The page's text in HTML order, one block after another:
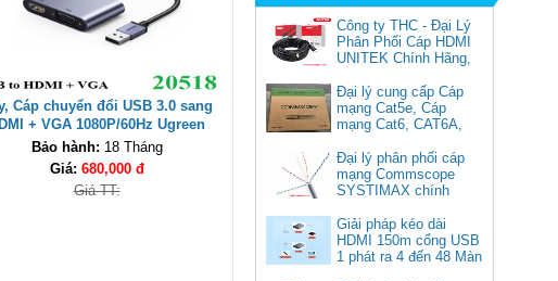
Cáp chuyển đổi USB 3.0 sang
+ VGA 1080P/60Hz Ugreen
20518 cao cấp
Bảo hành: 18 Tháng
Giá: 680,000 đ
Giá TT:
Cáp chuyển USB Type-C sang
Displayport 1.4 độ phân giải
cao cấp
Giá: 350,000 VNĐ
Công ty THC - Đại Lý
Phân Phối Cáp HDMI
UNITEK Chính Hãng,
Đại lý cung cấp Cáp
mạng Cat5e, Cáp
mạng Cat6, CAT6A,
Commscope
Đại lý phân phối cáp
mạng Commscope
SYSTIMAX chính
Giải pháp kéo dài
HDMI 150m cổng USB
1 phát ra 4 đến 48 Màn